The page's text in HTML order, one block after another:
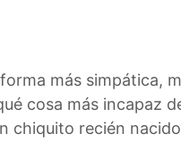
más simpática,
cosa más incapaz
chiquito recién